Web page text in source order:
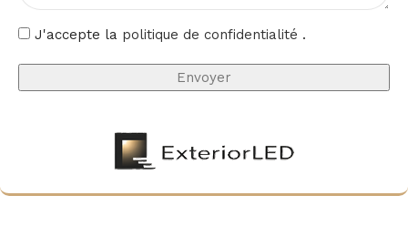
J'accepte la politique de confidentialité .